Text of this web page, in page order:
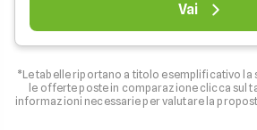
Vai
*Le tabelle riportano a titolo esemplificativo la
le offerte poste in comparazione clicca sul
informazioni necessarie per valutare la